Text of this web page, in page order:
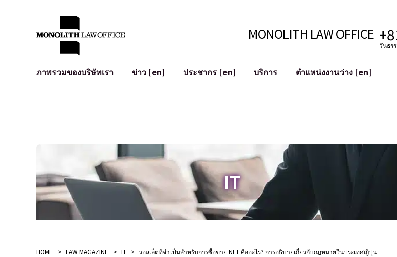
MONOLITH LAW OFFICE
วันธร
ภาพรวมของบริษัทเรา
ข่าว [en] ประชากร [en]
บริการ
การตรวจสอบโฆษณา
อาชญากรรมไซเบอร์
การบรรเทาความเสียหา
ตำแหน่งงานว่าง [en]
IT
HOME > LAW MAGAZINE > IT > วอลเล็ตที่จำเป็นสำหรับการซื้อขาย NFT คืออะไร? การอธิบายเกี่ยวกับกฎหมายในประเทศญี่ปุ่น